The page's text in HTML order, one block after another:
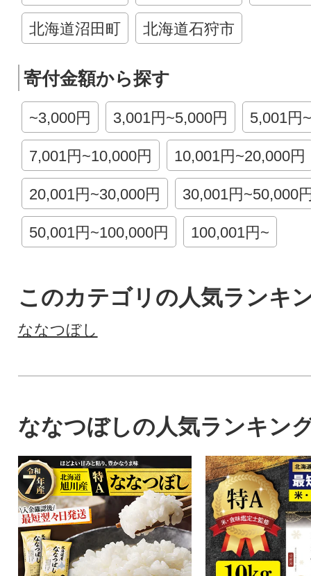
北海道沼田町 北海道石狩市
寄付金額から探す
~3,000円 3,001円~5,000円 5,001円
7,001円~10,000円 10,001円~20,000円
20,001円~30,000円 30,001円~50,000
50,001円~100,000円 100,001円~
このカテゴリの人気ランキ
ななつぼし
ななつぼしの人気ランキン